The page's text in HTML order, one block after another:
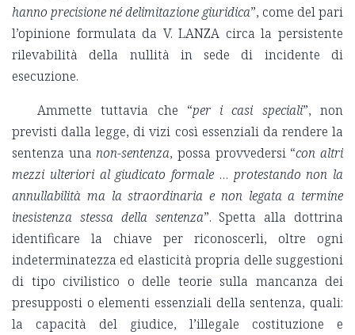
hanno precisione né delimitazione giuridica”, come del pari
l’opinione formulata da V. LANZA circa la persistente
rilevabilità della nullità in sede di incidente di
esecuzione.
Ammette tuttavia che “per i casi speciali”, non
previsti dalla legge, di vizi così essenziali da rendere la
sentenza una non-sentenza, possa provvedersi “con altri
mezzi ulteriori al giudicato formale … protestando non la
annullabilità ma la straordinaria e non legata a termine
inesistenza stessa della sentenza”. Spetta alla dottrina
identificare la chiave per riconoscerli, oltre ogni
indeterminatezza ed elasticità propria delle suggestioni
di tipo civilistico o delle teorie sulla mancanza dei
presupposti o elementi essenziali della sentenza, quali:
la capacità del giudice, l’illegale costituzione e